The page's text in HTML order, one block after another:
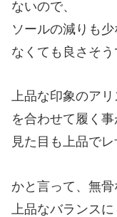
ないので、
ソールの減りも
なくても良さそう
上品な印象のア
を合わせて履く事
見た目も上品で
かと言って、無骨
上品なバランス